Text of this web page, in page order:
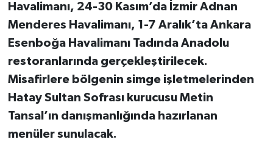
Havalimanı, 24-30 Kasım’da İzmir Adnan
Menderes Havalimanı, 1-7 Aralık’ta Ankara
Esenboğa Havalimanı Tadında Anadolu
restoranlarında gerçekleştirilecek.
Misafirlere bölgenin simge işletmelerinden
Hatay Sultan Sofrası kurucusu Metin
Tansal’ın danışmanlığında hazırlanan
menüler sunulacak.